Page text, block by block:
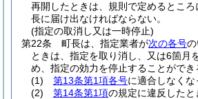
再開したときは、規則で定めるとこ
長に届け出なければならない。
(指定の取消し又は一時停止)
第22条
町長は、指定業者が次の各号
ときは、指定を取り消し、又は6箇月
め、指定の効力を停止することができ
(1)
第13条第1項各号に適合しなくな
(2)
第14条第1項の規定に違反したと